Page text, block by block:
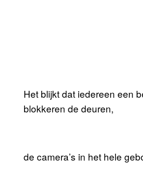
Het blijkt dat iedereen een
blokkeren de deuren,
de camera’s in het hele